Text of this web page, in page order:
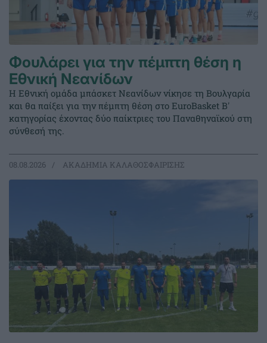
Φουλάρει για την πέμπτη θέση η
Εθνική Νεανίδων
Η Εθνική ομάδα μπάσκετ Νεανίδων νίκησε τη Βουλγαρία
και θα παίξει για την πέμπτη θέση στο EuroBasket Β'
κατηγορίας έχοντας δύο παίκτριες του Παναθηναϊκού στη
σύνθεσή της.
08.08.2026 ΑΚΑΔΗΜΙΑ ΚΑΛΑΘΟΣΦΑΙΡΙΣΗΣ